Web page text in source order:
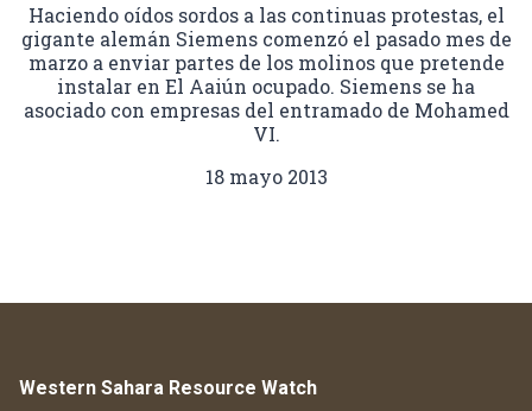
Haciendo oídos sordos a las continuas protestas, el
gigante alemán Siemens comenzó el pasado mes de
marzo a enviar partes de los molinos que pretende
instalar en El Aaiún ocupado. Siemens se ha
asociado con empresas del entramado de Mohamed
VI.
18 mayo 2013
Western Sahara Resource Watch